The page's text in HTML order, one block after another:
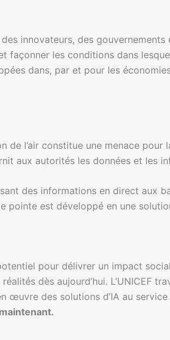
innovateurs, des
les conditions dans
dans, par et pour les
de l’air constitue une menace
aux autorités les données et les
des informations en direct aux
pointe est développé en une
pour délivrer un impact
dès aujourd’hui. L’UNICEF
des solutions d’IA au